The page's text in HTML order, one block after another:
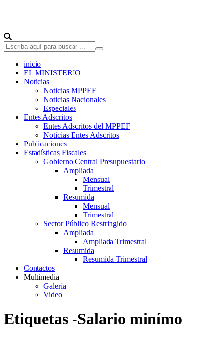
inicio
EL MINISTERIO
Noticias
Noticias MPPEF
Noticias Nacionales
Especiales
Entes Adscritos
Entes Adscritos del MPPEF
Noticias Entes Adscritos
Publicaciones
Estadísticas Fiscales
Gobierno Central Presupuestario
Ampliada
Mensual
Trimestral
Resumida
Mensual
Trimestral
Sector Público Restringido
Ampliada
Ampliada Trimestral
Resumida
Resumida Trimestral
Contactos
Multimedia
Galería
Video
Etiquetas -Salario minímo